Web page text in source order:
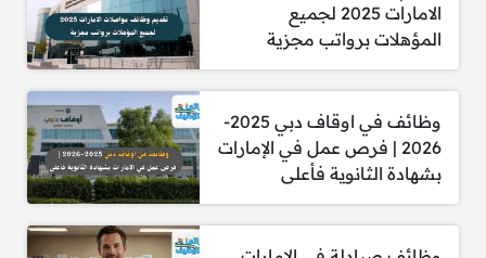
تنويه:
مواطنو دولة الإمارات فقط: هذه الوظائف
مخصصة لمواطني دولة الإمارات العربية
المتحدة. لن يتم النظر في أي طلبات من
جنسيات أخرى.
عنوان البريد الإلكتروني
: يجب أن يتضمن عنوان
البريد الإلكتروني للتقديم كلمة “Engineer”.
الامارات 2025 لجميع
المؤهلات برواتب مجزية
وظائف في اوقاف دبي 2025-
2026 | فرص عمل في الإمارات
بشهادة الثانوية فأعلى